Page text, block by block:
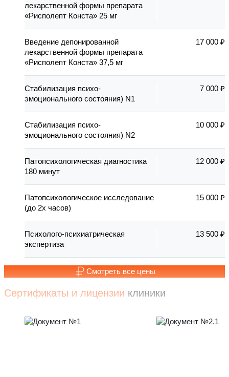
лекарственной формы препарата
«Рисполепт Конста» 25 мг
Введение депонированной
лекарственной формы препарата
«Рисполепт Конста» 37,5 мг
17 000 ₽
Стабилизация психо-
эмоционального состояния) N1
7 000 ₽
Стабилизация психо-
эмоционального состояния) N2
10 000 ₽
Патопсихологическая диагностика
180 минут
12 000 ₽
Патопсихологическое исследование
(до 2х часов)
15 000 ₽
Психолого-психиатрическая
экспертиза
13 500 ₽
Смотреть все цены
Сертификаты и лицензии клиники